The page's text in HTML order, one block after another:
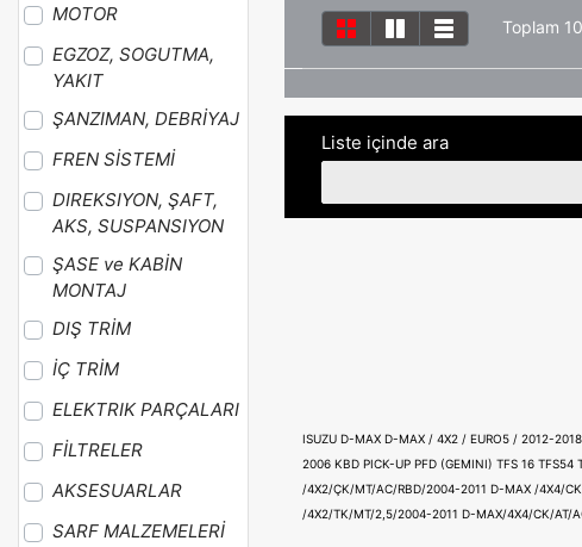
MOTOR
EGZOZ, SOGUTMA,
YAKIT
ŞANZIMAN, DEBRİYAJ
FREN SİSTEMİ
DIREKSIYON, ŞAFT,
AKS, SUSPANSIYON
ŞASE ve KABİN
MONTAJ
DIŞ TRİM
İÇ TRİM
ELEKTRIK PARÇALARI
FİLTRELER
AKSESUARLAR
SARF MALZEMELERİ
Toplam
Liste içinde ara
ISUZU D-MAX D-MAX / 4X2 / EURO5 / 2012-2018
2006 KBD PICK-UP PFD (GEMINI) TFS 16 TFS54
/4X2/ÇK/MT/AC/RBD/2004-2011 D-MAX /4X4/
/4X2/TK/MT/2,5/2004-2011 D-MAX/4X4/CK/AT/